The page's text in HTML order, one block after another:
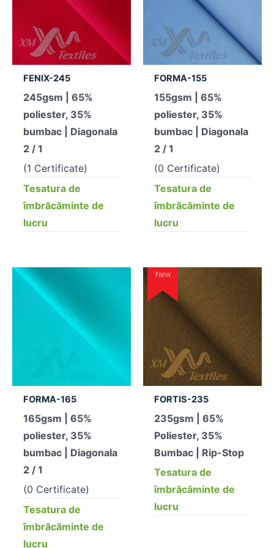
FENIX-245
245gsm | 65%
poliester, 35%
bumbac | Diagonala
2 / 1
(1 Certificate)
Tesatura de
îmbrăcăminte de
lucru
FORMA-155
155gsm | 65%
poliester, 35%
bumbac | Diagonala
2 / 1
(0 Certificate)
Tesatura de
îmbrăcăminte de
lucru
FORMA-165
165gsm | 65%
poliester, 35%
bumbac | Diagonala
2 / 1
(0 Certificate)
Tesatura de
îmbrăcăminte de
lucru
New
FORTIS-235
235gsm | 65%
Poliester, 35%
Bumbac | Rip-Stop
Tesatura de
îmbrăcăminte de
lucru